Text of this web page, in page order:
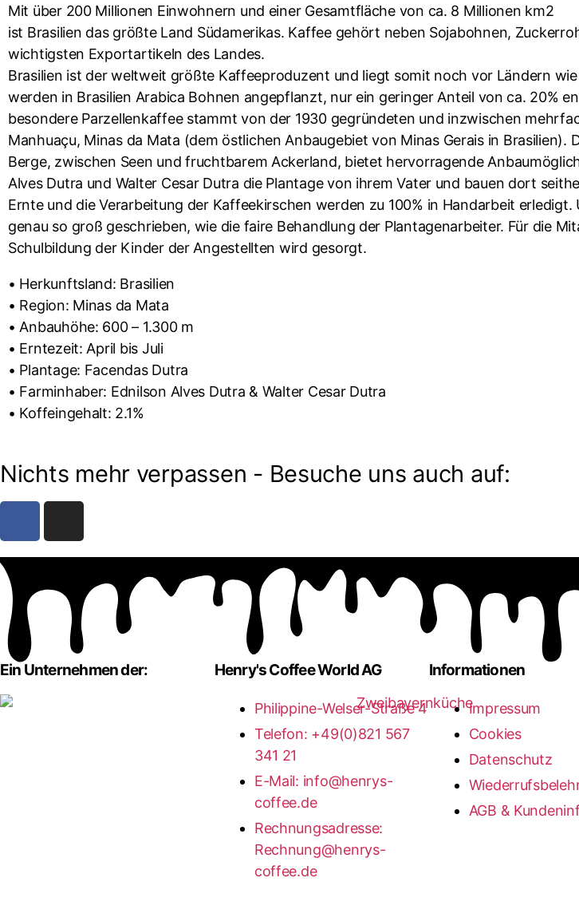
Mit über 200 Millionen Einwohnern und einer Gesamtfläche von ca. 8 Millionen km2
ist Brasilien das größte Land Südamerikas. Kaffee gehört neben Sojabohnen,
wichtigsten Exportartikeln des Landes.
Brasilien ist der weltweit größte Kaffeeproduzent und liegt somit noch vor Ländern
werden in Brasilien Arabica Bohnen angepflanzt, nur ein geringer Anteil von ca. 20%
besondere Parzellenkaffee stammt von der 1930 gegründeten und inzwischen
Manhuaçu, Minas da Mata (dem östlichen Anbaugebiet von Minas Gerais in
Berge, zwischen Seen und fruchtbarem Ackerland, bietet hervorragende
Alves Dutra und Walter Cesar Dutra die Plantage von ihrem Vater und bauen dort
Ernte und die Verarbeitung der Kaffeekirschen werden zu 100% in Handarbeit
genau so groß geschrieben, wie die faire Behandlung der Plantagenarbeiter. Für die
Schulbildung der Kinder der Angestellten wird gesorgt.
• Herkunftsland: Brasilien
• Region: Minas da Mata
• Anbauhöhe: 600 – 1.300 m
• Erntezeit: April bis Juli
• Plantage: Facendas Dutra
• Farminhaber: Ednilson Alves Dutra & Walter Cesar Dutra
• Koffeingehalt: 2.1%
Nichts mehr verpassen - Besuche uns auch auf:
Ein Unternehmen der: Henry's Coffee World AG
Philippine-Welser-Straße 4
Telefon: +49(0)821 567
341 21
E-Mail: info@henrys-
coffee.de
Rechnungsadresse:
Rechnung@henrys-
coffee.de
Informationen
Impressum
Cookies
Datenschutz
AGB &